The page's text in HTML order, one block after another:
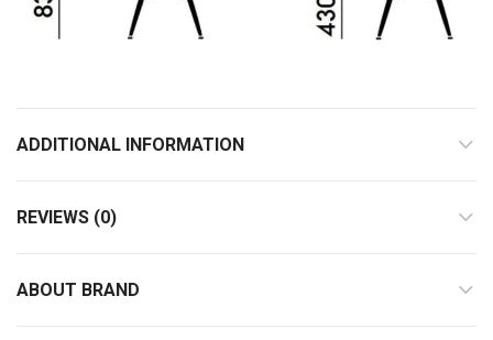
ADDITIONAL INFORMATION
REVIEWS (0)
ABOUT BRAND